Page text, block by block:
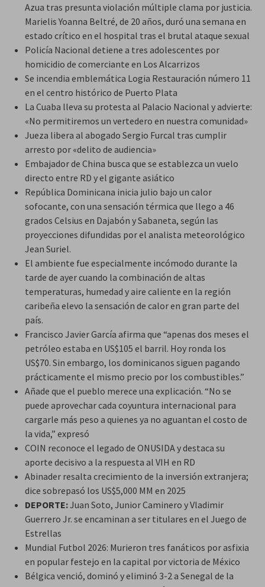
Azua tras presunta violación múltiple clama por justicia.
Marielis Yoanna Beltré, de 20 años, duró una semana en
estado crítico en el hospital tras el brutal ataque sexual
Policía Nacional detiene a tres adolescentes por
homicidio de comerciante en Los Alcarrizos
Se incendia emblemática Logia Restauración número 11
en el centro histórico de Puerto Plata
La Cuaba lleva su protesta al Palacio Nacional y advierte:
«No permitiremos un vertedero en nuestra comunidad»
Jueza libera al abogado Sergio Furcal tras cumplir
arresto por «delito de audiencia»
Embajador de China busca que se establezca un vuelo
directo entre RD y el gigante asiático
República Dominicana inicia julio bajo un calor
sofocante, con una sensación térmica que llego a 46
grados Celsius en Dajabón y Sabaneta, según las
proyecciones difundidas por el analista meteorológico
Jean Suriel.
El ambiente fue especialmente incómodo durante la
tarde de ayer cuando la combinación de altas
temperaturas, humedad y aire caliente en la región
caribeña elevo la sensación de calor en gran parte del
país.
Francisco Javier García afirma que “apenas dos meses el
petróleo estaba en US$105 el barril. Hoy ronda los
US$70. Sin embargo, los dominicanos siguen pagando
prácticamente el mismo precio por los combustibles.”
Añade que el pueblo merece una explicación. “No se
puede aprovechar cada coyuntura internacional para
cargarle más peso a quienes ya no aguantan el costo de
la vida,” expresó
COIN reconoce el legado de ONUSIDA y destaca su
aporte decisivo a la respuesta al VIH en RD
Abinader resalta crecimiento de la inversión extranjera;
dice sobrepasó los US$5,000 MM en 2025
DEPORTE:Juan Soto, Junior Caminero y Vladimir
Guerrero Jr. se encaminan a ser titulares en el Juego de
Estrellas
Mundial Futbol 2026: Murieron tres fanáticos por asfixia
en popular festejo en la capital por victoria de México
Bélgica venció, dominó y eliminó 3-2 a Senegal de la